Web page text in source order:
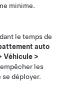
minime.
le temps de
auto
Véhicule >
les
déployer.